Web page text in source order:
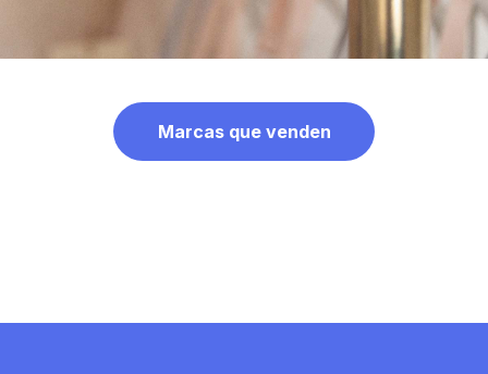
Marcas que venden